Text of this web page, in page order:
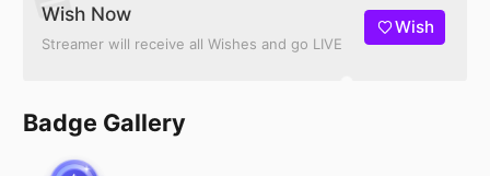
Wish Now
Streamer will receive all Wishes and go LIVE
Wish
Badge Gallery